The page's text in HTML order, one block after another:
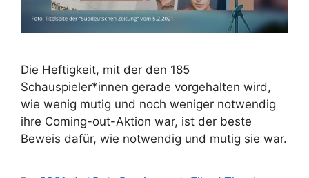
Die Heftigkeit, mit der den 185
Schauspieler*innen gerade vorgehalten wird,
wie wenig mutig und noch weniger notwendig
ihre Coming-out-Aktion war, ist der beste
Beweis dafür, wie notwendig und mutig sie war.